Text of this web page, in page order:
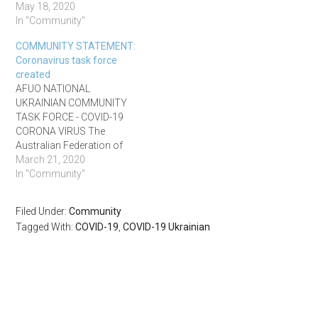
May 18, 2020
In "Community"
COMMUNITY STATEMENT:
Coronavirus task force
created
AFUO NATIONAL
UKRAINIAN COMMUNITY
TASK FORCE - COVID-19
CORONA VIRUS The
Australian Federation of
Ukrainian Organisations
(AFUO) announces the
National Community Task
Force. The role of the task
March 21, 2020
In "Community"
Filed Under:Community
Tagged With:COVID-19 ,COVID-19 Ukrainian